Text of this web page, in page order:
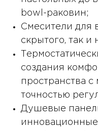
bowl-раковин;
Смесители для
скрытого, так
создания
пространства с
точностью
Душевые